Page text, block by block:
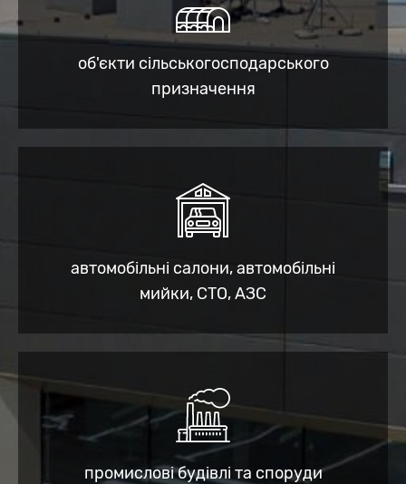
об'єкти сільськогосподарського
призначення
автомобільні салони, автомобільні
мийки, СТО, АЗС
промислові будівлі та споруди